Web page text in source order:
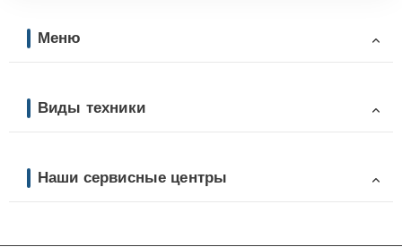
Меню
Виды техники
Наши сервисные центры